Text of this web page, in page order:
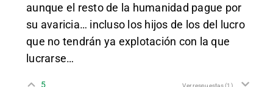
aunque el resto de la humanidad pague por
su avaricia… incluso los hijos de los del lucro
que no tendrán ya explotación con la que
lucrarse…
5 Ver respuestas(1)